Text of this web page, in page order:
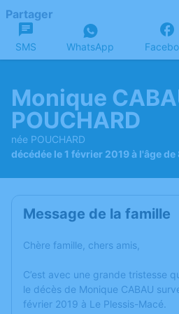
Partager
SMS WhatsApp
Monique
POUCHARD
née POUCHARD
décédée le 1 février 2019 à l'âge de
Message de la famille
Chère famille, chers amis,
C’est avec une grande tristesse
le décès de Monique CABAU
février 2019 à Le Plessis-Macé.